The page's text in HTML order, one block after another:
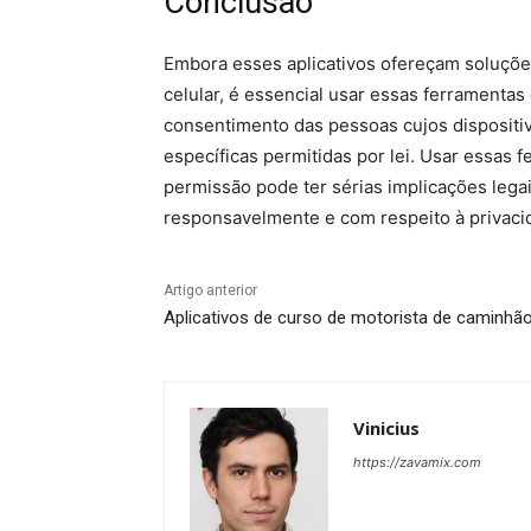
Embora esses aplicativos ofereçam
celular, é essencial usar essas
consentimento das pessoas cujos
específicas permitidas por lei. Usar essas
permissão pode ter sérias implicações
responsavelmente e com respeito à
Artigo anterior
Aplicativos de curso de motorista de
Vinicius
https://zavamix.com